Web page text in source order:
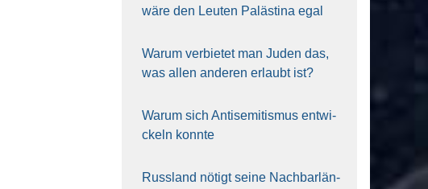
wäre den Leu­ten Paläs­ti­na egal
War­um ver­bie­tet man Juden das,
was allen ande­ren erlaubt ist?
War­um sich Anti­se­mi­tis­mus ent­wi­
ckeln konn­te
Russ­land nötigt sei­ne Nach­bar­län­